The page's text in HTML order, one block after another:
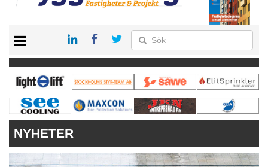
PRENUMERERA
VÅRA ANDRA MAGASIN
ANNONSERA
KONTAKT
NYHETER